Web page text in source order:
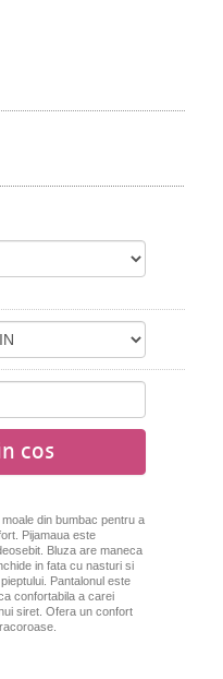
cos
din bumbac pentru a
Pijamaua este
Bluza are maneca
in fata cu nasturi si
Pantalonul este
confortabila a carei
siret. Ofera un confort